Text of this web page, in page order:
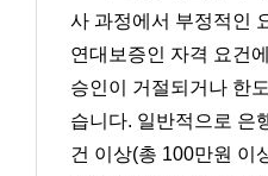
사 과정에서 부정적인
연대보증인 자격 요건
승인이 거절되거나 한
습니다. 일반적으로 은
건 이상(총 100만원 이